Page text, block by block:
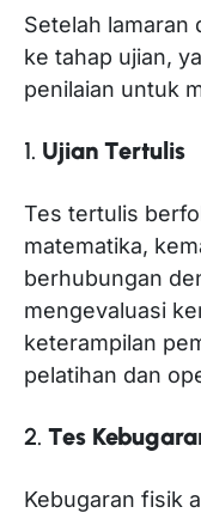
Setelah lamaran
ke tahap ujian,
penilaian untuk
1. Ujian Tertulis
Tes tertulis
matematika,
berhubungan
mengevaluasi
keterampilan
pelatihan dan
2. Tes
Kebugaran fisik